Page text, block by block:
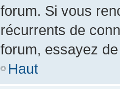
forum. Si vous
récurrents de
forum, essayez
Haut